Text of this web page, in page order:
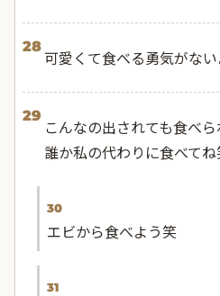
28
可愛くて食べる勇気がな
29
こんなの出されても食べ
誰か私の代わりに食べて
30
エビから食べよう笑
31